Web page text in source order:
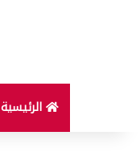
الرئيسية